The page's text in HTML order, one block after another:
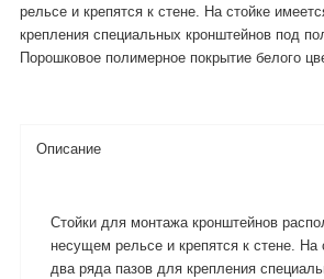
рельсе и крепятся к стене. На стойке
крепления специальных кронштейнов под
Порошковое полимерное покрытие белого
Описание
Стойки для монтажа кронштейнов
несущем рельсе и крепятся к стене. На
два ряда пазов для крепления